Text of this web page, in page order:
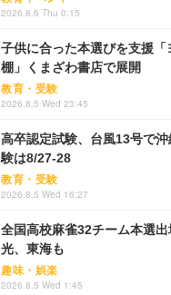
2026.8.6 Thu 0:15
子供に合った本選びを支援
棚」くまざわ書店で展開
教育・受験
2026.8.5 Wed 23:45
高卒認定試験、台風13号で
験は8/27-28
教育・受験
2026.8.5 Wed 16:27
全国高校麻雀32チーム本選
光、東海も
趣味・娯楽
2026.8.5 Wed 1:45